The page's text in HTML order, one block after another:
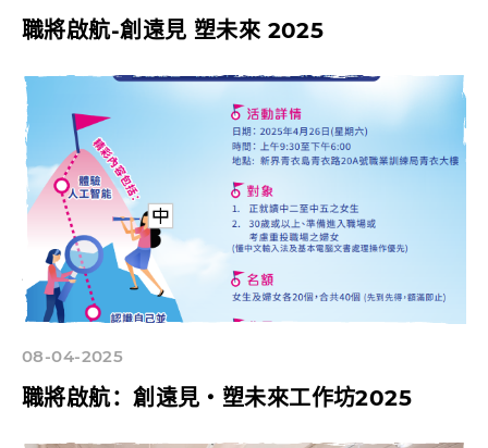
職將啟航-創遠見 塑未來 2025
08-04-2025
職將啟航：創遠見‧塑未來工作坊2025